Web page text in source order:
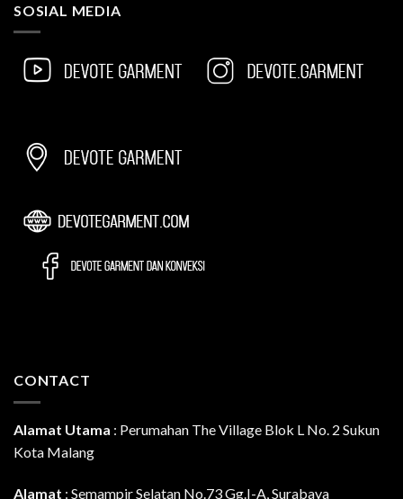
SOSIAL MEDIA
CONTACT
Alamat Utama : Perumahan The Village Blok L No. 2 Sukun
Kota Malang
Alamat : Semampir Selatan No.73 Gg.I-A, Surabaya